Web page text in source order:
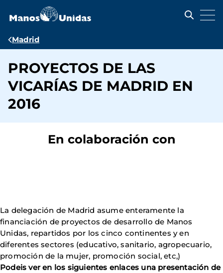
contenido
Ruta
navegación
Madrid
PROYECTOS DE LAS
VICARÍAS DE MADRID EN
2016
En colaboración con
La delegación de Madrid asume enteramente la
financiación de proyectos de desarrollo de Manos
Unidas, repartidos por los cinco continentes y en
diferentes sectores (educativo, sanitario, agropecuario,
promoción de la mujer, promoción social, etc,)
Podeis ver en los siguientes enlaces una presentación de